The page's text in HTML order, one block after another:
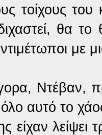
τοίχους του
θα
με
Ντέβαν,
αυτό το
είχαν